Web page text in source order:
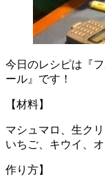
今日のレシピは『
ール』です！
【材料】
マシュマロ、生ク
いちご、キウイ、
作り方】